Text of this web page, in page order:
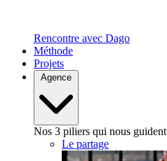
Rencontre avec Dago
Méthode
Projets
Agence
Nos 3 piliers qui nous guident
Le partage